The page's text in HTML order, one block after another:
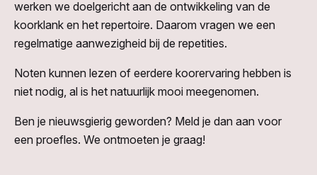
werken we doelgericht aan de ontwikkeling van de
koorklank en het repertoire. Daarom vragen we een
regelmatige aanwezigheid bij de repetities.
Noten kunnen lezen of eerdere koorervaring hebben is
niet nodig, al is het natuurlijk mooi meegenomen.
Ben je nieuwsgierig geworden? Meld je dan aan voor
een proefles. We ontmoeten je graag!